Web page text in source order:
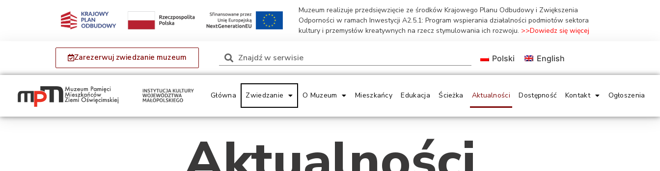
Muzeum realizuje przedsięwzięcie ze środków Krajowego Planu Odbudowy i Zwiększenia
Odporności w ramach Inwestycji A2.5.1: Program wspierania działalności podmiotów sektora
kultury i przemysłów kreatywnych na rzecz stymulowania ich rozwoju. >>Dowiedz się więcej
Zarezerwuj zwiedzanie muzeum Polski English
Główna Zwiedzanie O Muzeum Mieszkańcy Edukacja Ścieżka Aktualności Dostępność Kontakt Ogłoszenia